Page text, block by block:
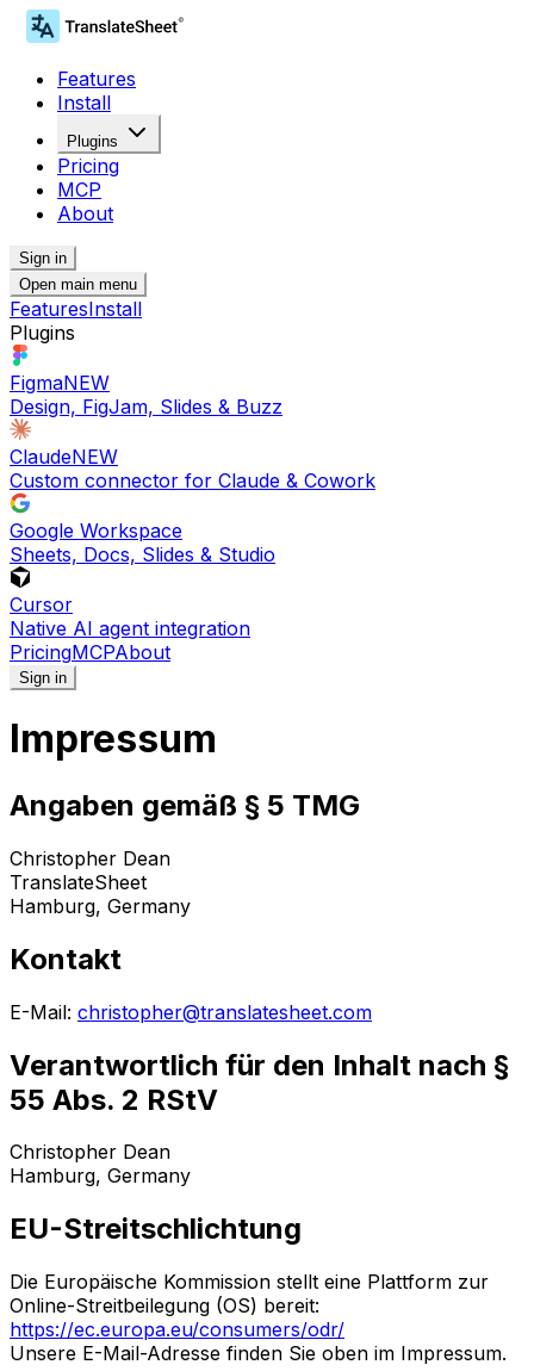
Features
Install
Plugins
Pricing
MCP
About
Sign in
Open main menu
FeaturesInstall
Plugins
FigmaNEW
Design, FigJam, Slides & Buzz
ClaudeNEW
Custom connector for Claude & Cowork
Google Workspace
Sheets, Docs, Slides & Studio
Cursor
Native AI agent integration
PricingMCPAbout
Sign in
Impressum
Angaben gemäß § 5 TMG
Christopher Dean
TranslateSheet
Hamburg, Germany
Kontakt
E-Mail: christopher@translatesheet.com
Verantwortlich für den Inhalt nach §
55 Abs. 2 RStV
Christopher Dean
Hamburg, Germany
EU-Streitschlichtung
Die Europäische Kommission stellt eine Plattform zur
Online-Streitbeilegung (OS) bereit:
https://ec.europa.eu/consumers/odr/
Unsere E-Mail-Adresse finden Sie oben im Impressum.